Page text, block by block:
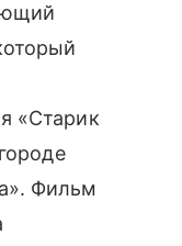
«Старик
Фильм